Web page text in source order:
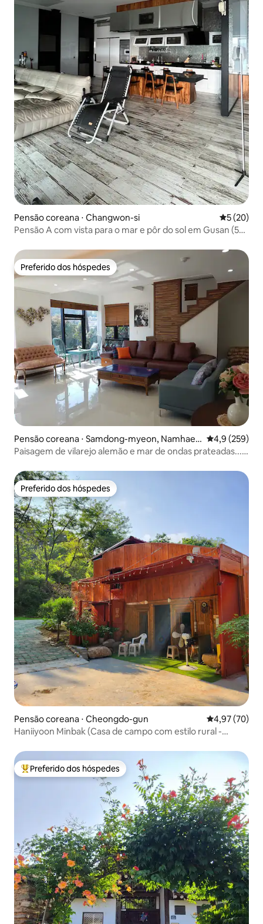
Pensão coreana ⋅ Changwon-si 5 de uma
5 (20)
Pensão A com vista para o mar e pôr do sol em Gusan (5
Preferido dos hóspedes
Preferido dos hóspedes
Pensão coreana ⋅ Samdong-myeon, Namhae-
gun
4,9 de uma
4,9 (259)
Paisagem de vilarejo alemão e mar de ondas prateadas...
Preferido dos hóspedes
Preferido dos hóspedes
Pensão coreana ⋅ Cheongdo-gun 4,97 de uma
4,97 (70)
Haniiyoon Minbak (Casa de campo com estilo rural -
Entre os melhores preferidos dos hóspedes
Preferido dos hóspedes